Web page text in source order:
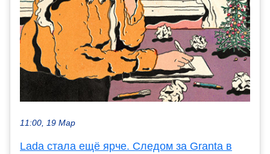
11:00, 19 Мар
Lada стала ещё ярче. Следом за Granta в